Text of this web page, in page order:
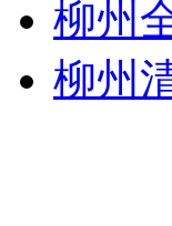
柳州
柳州